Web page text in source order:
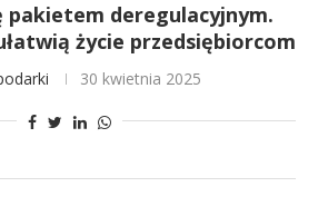
pakietem deregulacyjnym.
życie przedsiębiorcom
30 kwietnia 2025